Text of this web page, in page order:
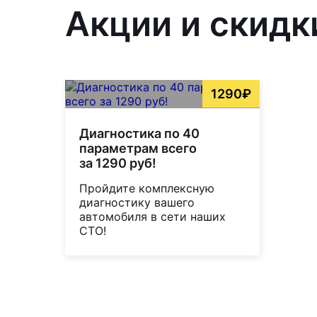
Акции и
1290₽
Диагностика по 40
параметрам всего
за 1290 руб!
Пройдите комплексную
диагностику вашего
автомобиля в сети наших
СТО!